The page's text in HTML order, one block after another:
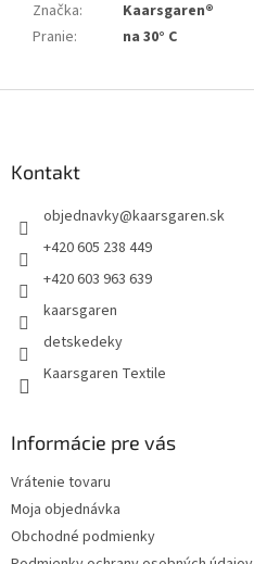
Značka:
Kaarsgaren®
Pranie: na 30° C
Kontakt
objednavky@kaarsgaren.sk
+420 605 238 449
+420 603 963 639
kaarsgaren
detskedeky
Kaarsgaren Textile
Informácie pre vás
Vrátenie tovaru
Moja objednávka
Obchodné podmienky